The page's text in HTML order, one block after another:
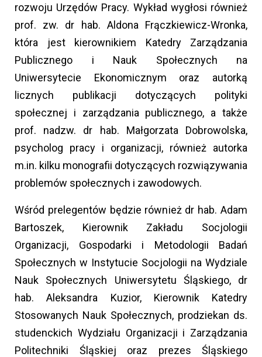
rozwoju Urzędów Pracy. Wykład wygłosi również
prof. zw. dr hab. Aldona Frączkiewicz-Wronka,
która jest kierownikiem Katedry Zarządzania
Publicznego i Nauk Społecznych na
Uniwersytecie Ekonomicznym oraz autorką
licznych publikacji dotyczących polityki
społecznej i zarządzania publicznego, a także
prof. nadzw. dr hab. Małgorzata Dobrowolska,
psycholog pracy i organizacji, również autorka
m.in. kilku monografii dotyczących rozwiązywania
problemów społecznych i zawodowych.
Wśród prelegentów będzie również dr hab. Adam
Bartoszek, Kierownik Zakładu Socjologii
Organizacji, Gospodarki i Metodologii Badań
Społecznych w Instytucie Socjologii na Wydziale
Nauk Społecznych Uniwersytetu Śląskiego, dr
hab. Aleksandra Kuzior, Kierownik Katedry
Stosowanych Nauk Społecznych, prodziekan ds.
studenckich Wydziału Organizacji i Zarządzania
Politechniki Śląskiej oraz prezes Śląskiego